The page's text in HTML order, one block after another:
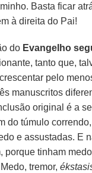
Basta ficar
à direita do Pai!
do Evangelho
tanto que,
pelo
manuscritos
original é a
do túmulo
e assustadas. E
porque tinham
Medo, tremor,